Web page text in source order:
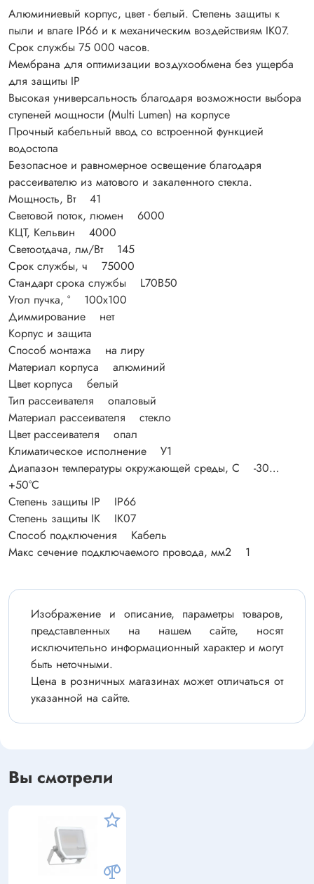
Алюминиевый корпус, цвет - белый. Степень защиты к
пыли и влаге IP66 и к механическим воздействиям IK07.
Срок службы 75 000 часов.
Мембрана для оптимизации воздухообмена без ущерба
для защиты IP
Высокая универсальность благодаря возможности выбора
ступеней мощности (Multi Lumen) на корпусе
Прочный кабельный ввод со встроенной функцией
водостопа
Безопасное и равномерное освещение благодаря
рассеивателю из матового и закаленного стекла.
Мощность, Вт 41
Световой поток, люмен 6000
КЦТ, Кельвин 4000
Светоотдача, лм/Вт 145
Срок службы, ч 75000
Стандарт срока службы L70B50
Угол пучка, ° 100x100
Диммирование нет
Корпус и защита
Способ монтажа на лиру
Материал корпуса алюминий
Цвет корпуса белый
Тип рассеивателя опаловый
Материал рассеивателя стекло
Цвет рассеивателя опал
Климатическое исполнение У1
Диапазон температуры окружающей среды, С -30…
+50°C
Степень защиты IP IP66
Степень защиты IK IK07
Способ подключения Кабель
Макс сечение подключаемого провода, мм2 1
Изображение и описание, параметры товаров,
представленных на нашем сайте, носят
исключительно информационный характер и могут
быть неточными.
Цена в розничных магазинах может отличаться от
указанной на сайте.
Вы смотрели